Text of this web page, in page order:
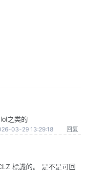
之类的
03-29 13:29:18 回复
標識的。 是不是可回